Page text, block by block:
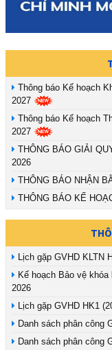
Thông báo Kế hoạch
2027
Thông báo Kế hoạch
2027
THÔNG BÁO GIẢI
2026
THÔNG BÁO NHẬN
THÔNG BÁO KẾ
Lịch gặp GVHD KLTN
Kế hoạch Bảo vệ
2026
Lịch gặp GVHD HK1
Danh sách phân công
Danh sách phân công